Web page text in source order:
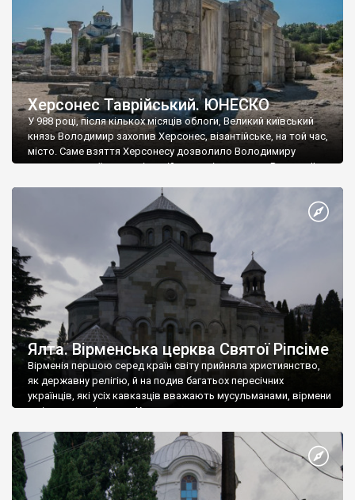
Херсонес Таврійський. ЮНЕСКО
У 988 році, після кількох місяців облоги, Великий київський
князь Володимир захопив Херсонес, візантійське, на той час,
місто. Саме взяття Херсонесу дозволило Володимиру
диктувати свої умови візантійському імператору Василю ІІ, та
Херсонесі Володимир-язичник, став Василем-християнином.
А потім було Хрещення Русі. На честь Херсонесу Таврійського
Ялта. Вірменська церква Святої Ріпсіме
Вірменія першою серед країн світу прийняла християнство,
як державну релігію, й на подив багатьох пересічних
українців, які усіх кавказців вважають мусульманами, вірмени
є відданими вірянами Христа